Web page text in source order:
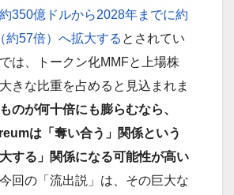
350億ドルから2028年までに約
約57倍）へ拡大する とされてい
は、トークン化MMFと上場株
きな比重を占めると見込まれま
のが何十倍にも膨らむなら、
は「奪い合う」関係という
する」関係になる可能性が高い
回の「流出説」は、その巨大な